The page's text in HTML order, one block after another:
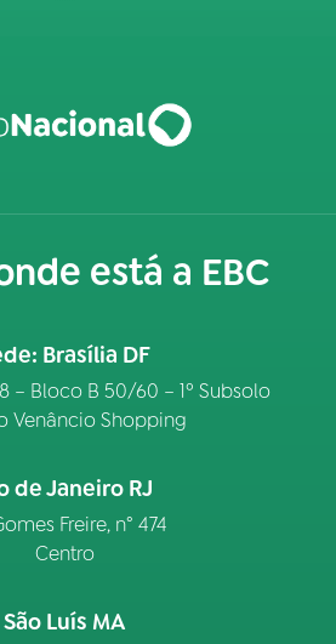
está a EBC
Brasília DF
– Bloco B 50/60 – 1º Subsolo
Venâncio Shopping
de Janeiro RJ
Freire, n° 474
Centro
São Luís MA